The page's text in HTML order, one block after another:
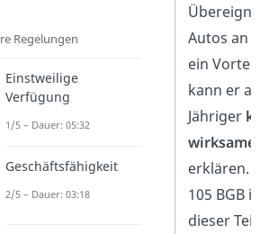
Autos an
ein Vorteil
kann er als
Jähriger
wirksame
erklären.
105 BGB
dieser Teil
Regelungen
Einstweilige
Verfügung
1/5 – Dauer: 05:32
Geschäftsfähigkeit
2/5 – Dauer: 03:18